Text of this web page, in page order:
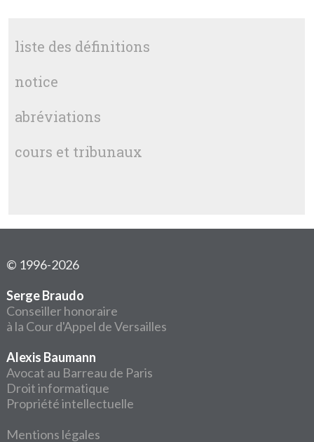
liste des définitions
notice
abréviations
cours et tribunaux
© 1996-2026
Serge Braudo
Conseiller honoraire
à la Cour d'Appel de Versailles
Alexis Baumann
Avocat au Barreau de Paris
Droit informatique
Propriété intellectuelle
Mentions légales